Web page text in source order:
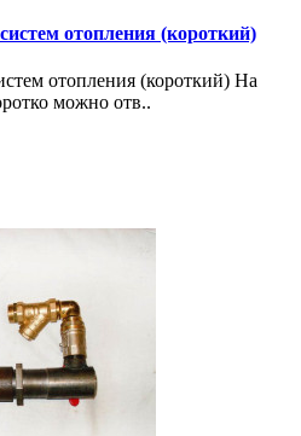
отопления (короткий)
отопления (короткий) На
можно отв..